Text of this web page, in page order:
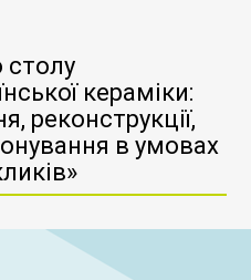
столу
кераміки:
реконструкції,
в умовах